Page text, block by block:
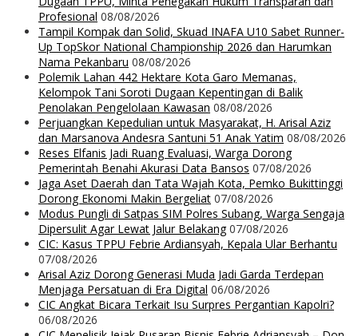
Profesional 08/08/2026
Tampil Kompak dan Solid, Skuad INAFA U10 Sabet Runner-
Up TopSkor National Championship 2026 dan Harumkan
Nama Pekanbaru 08/08/2026
Polemik Lahan 442 Hektare Kota Garo Memanas,
Kelompok Tani Soroti Dugaan Kepentingan di Balik
Penolakan Pengelolaan Kawasan 08/08/2026
Perjuangkan Kepedulian untuk Masyarakat, H. Arisal Aziz
dan Marsanova Andesra Santuni 51 Anak Yatim 08/08/2026
Reses Elfanis Jadi Ruang Evaluasi, Warga Dorong
Pemerintah Benahi Akurasi Data Bansos 07/08/2026
Jaga Aset Daerah dan Tata Wajah Kota, Pemko Bukittinggi
Dorong Ekonomi Makin Bergeliat 07/08/2026
Modus Pungli di Satpas SIM Polres Subang, Warga Sengaja
Dipersulit Agar Lewat Jalur Belakang 07/08/2026
CIC: Kasus TPPU Febrie Ardiansyah, Kepala Ular Berhantu
07/08/2026
Arisal Aziz Dorong Generasi Muda Jadi Garda Terdepan
Menjaga Persatuan di Era Digital 06/08/2026
CIC Angkat Bicara Terkait Isu Surpres Pergantian Kapolri?
06/08/2026